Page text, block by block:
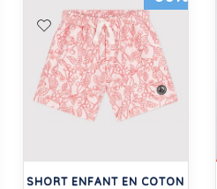
SHORT ENFANT EN COTON